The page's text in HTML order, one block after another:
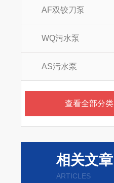
AF双铰刀泵
WQ污水泵
AS污水泵
查看全部分类
相关文章
ARTICLES